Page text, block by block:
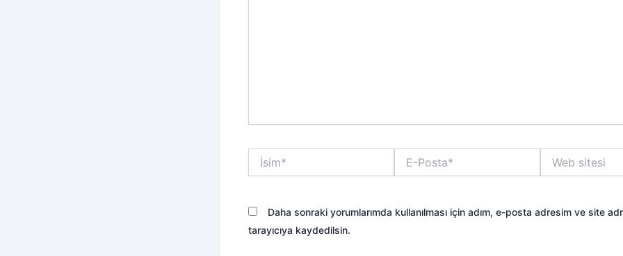
İsim*
Posta*
sitesi
Daha sonraki yorumlarımda kullanılması için adım, e-posta adresim ve site
tarayıcıya kaydedilsin.